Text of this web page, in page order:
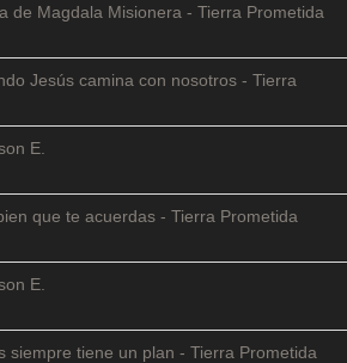
de Magdala Misionera - Tierra Prometida
Jesús camina con nosotros - Tierra
E.
que te acuerdas - Tierra Prometida
E.
siempre tiene un plan - Tierra Prometida